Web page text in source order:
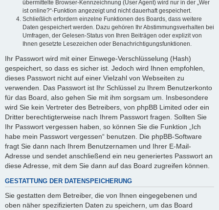
übermittelte Browser-Kennzeichnung (User Agent) wird nur in der „Wer
ist online?“-Funktion angezeigt und nicht dauerhaft gespeichert.
Schließlich erfordern einzelne Funktionen des Boards, dass weitere
Daten gespeichert werden. Dazu gehören Ihr Abstimmungsverhalten bei
Umfragen, der Gelesen-Status von Ihren Beiträgen oder explizit von
Ihnen gesetzte Lesezeichen oder Benachrichtigungsfunktionen.
Ihr Passwort wird mit einer Einwege-Verschlüsselung (Hash)
gespeichert, so dass es sicher ist. Jedoch wird Ihnen empfohlen,
dieses Passwort nicht auf einer Vielzahl von Webseiten zu
verwenden. Das Passwort ist Ihr Schlüssel zu Ihrem Benutzerkonto
für das Board, also gehen Sie mit ihm sorgsam um. Insbesondere
wird Sie kein Vertreter des Betreibers, von phpBB Limited oder ein
Dritter berechtigterweise nach Ihrem Passwort fragen. Sollten Sie
Ihr Passwort vergessen haben, so können Sie die Funktion „Ich
habe mein Passwort vergessen“ benutzen. Die phpBB-Software
fragt Sie dann nach Ihrem Benutzernamen und Ihrer E-Mail-
Adresse und sendet anschließend ein neu generiertes Passwort an
diese Adresse, mit dem Sie dann auf das Board zugreifen können.
GESTATTUNG DER DATENSPEICHERUNG
Sie gestatten dem Betreiber, die von Ihnen eingegebenen und
oben näher spezifizierten Daten zu speichern, um das Board